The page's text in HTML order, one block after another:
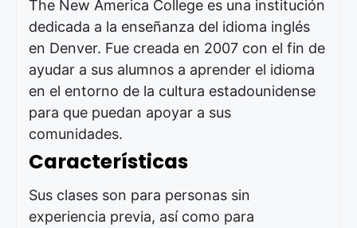
The New America College es una institución
dedicada a la enseñanza del idioma inglés
en Denver. Fue creada en 2007 con el fin de
ayudar a sus alumnos a aprender el idioma
en el entorno de la cultura estadounidense
para que puedan apoyar a sus
comunidades.
Características
Sus clases son para personas sin
experiencia previa, así como para